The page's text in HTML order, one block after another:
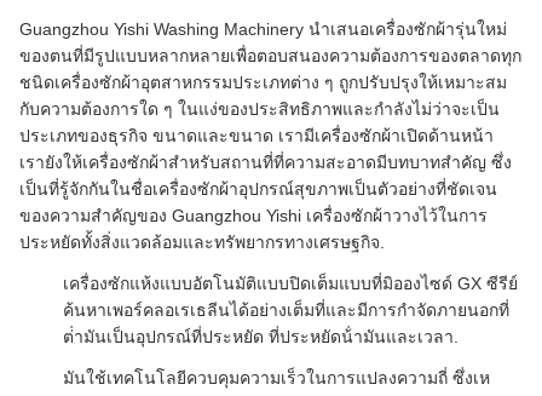
Guangzhou Yishi Washing Machinery นําเสนอเครื่องซักผ้ารุ่นใหม่
ของตนที่มีรูปแบบหลากหลายเพื่อตอบสนองความต้องการของตลาดทุก
ชนิดเครื่องซักผ้าอุตสาหกรรมประเภทต่าง ๆ ถูกปรับปรุงให้เหมาะสม
กับความต้องการใด ๆ ในแง่ของประสิทธิภาพและกําลังไม่ว่าจะเป็น
ประเภทของธุรกิจ ขนาดและขนาด เรามีเครื่องซักผ้าเปิดด้านหน้า
เรายังให้เครื่องซักผ้าสําหรับสถานที่ที่ความสะอาดมีบทบาทสําคัญ ซึ่ง
เป็นที่รู้จักกันในชื่อเครื่องซักผ้าอุปกรณ์สุขภาพเป็นตัวอย่างที่ชัดเจน
ของความสําคัญของ Guangzhou Yishi เครื่องซักผ้าวางไว้ในการ
ประหยัดทั้งสิ่งแวดล้อมและทรัพยากรทางเศรษฐกิจ.
เครื่องซักแห้งแบบอัตโนมัติแบบปิดเต็มแบบที่มิอองไซด์ GX ซีรีย์
ค้นหาเพอร์คลอเรเธลีนได้อย่างเต็มที่และมีการกําจัดภายนอกที่
ต่ํามันเป็นอุปกรณ์ที่ประหยัด ที่ประหยัดน้ํามันและเวลา.
มันใช้เทคโนโลยีควบคุมความเร็วในการแปลงความถี่ ซึ่งเห